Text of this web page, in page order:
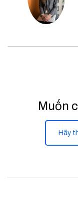
Muốn
Hãy